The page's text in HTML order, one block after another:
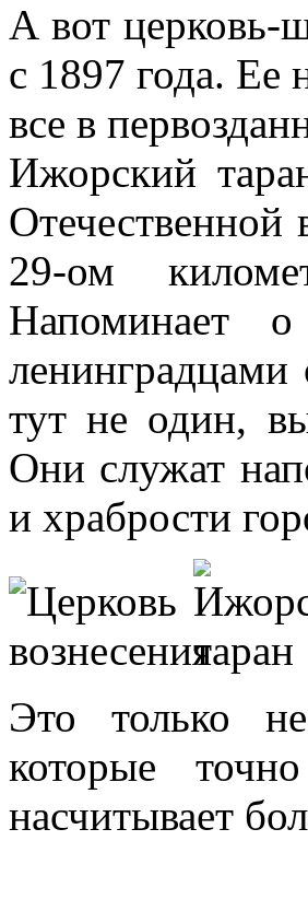
А вот церковь-
с 1897 года. Ее
все в
Ижорский
29-ом
Напоминает
тут не один,
Они служат
и храбрости
Это только
которые
насчитывает